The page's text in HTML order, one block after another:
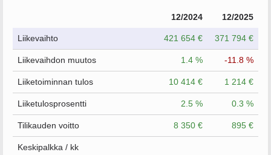
12/2024 12/2025
Liikevaihto 421 654 € 371 794 €
Liikevaihdon muutos 1.4 % -11.8 %
Liiketoiminnan tulos 10 414 € 1 214 €
Liiketulosprosentti 2.5 % 0.3 %
Tilikauden voitto 8 350 € 895 €
Keskipalkka / kk